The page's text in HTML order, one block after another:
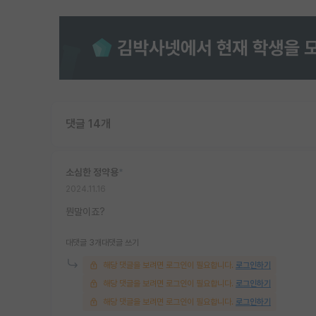
댓글 14개
소심한 정약용
뭔말이죠?
대댓글 3개 대댓글 쓰기
해당 댓글을 보려면 로그인이 필요합니다. 로그인하기
해당 댓글을 보려면 로그인이 필요합니다. 로그인하기
해당 댓글을 보려면 로그인이 필요합니다. 로그인하기